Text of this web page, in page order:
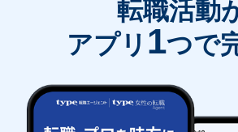
転職活動
アプリ 1つで